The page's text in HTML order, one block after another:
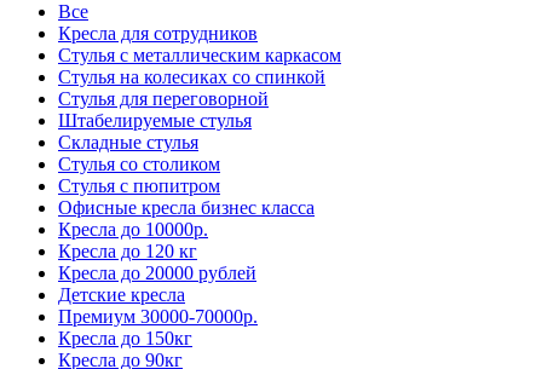
Все
Кресла для сотрудников
Стулья с металлическим каркасом
Стулья на колесиках со спинкой
Стулья для переговорной
Штабелируемые стулья
Складные стулья
Стулья со столиком
Стулья с пюпитром
Офисные кресла бизнес класса
Кресла до 10000р.
Кресла до 120 кг
Кресла до 20000 рублей
Детские кресла
Премиум 30000-70000р.
Кресла до 150кг
Кресла до 90кг